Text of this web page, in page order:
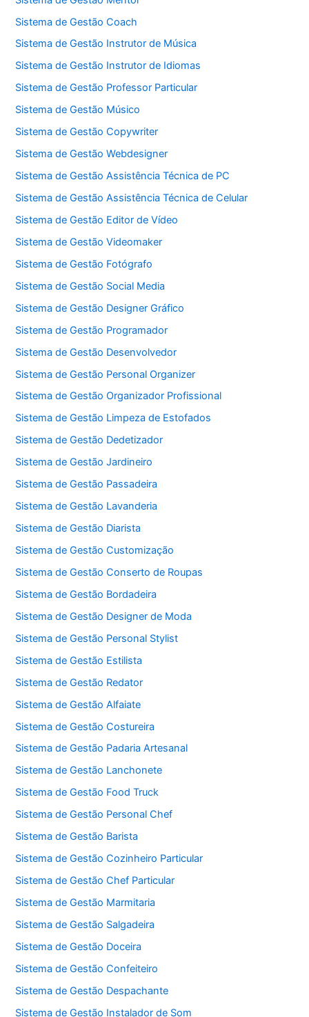
Sistema de Gestão Coach
Sistema de Gestão Instrutor de Música
Sistema de Gestão Instrutor de Idiomas
Sistema de Gestão Professor Particular
Sistema de Gestão Músico
Sistema de Gestão Copywriter
Sistema de Gestão Webdesigner
Sistema de Gestão Assistência Técnica de PC
Sistema de Gestão Assistência Técnica de Celular
Sistema de Gestão Editor de Vídeo
Sistema de Gestão Videomaker
Sistema de Gestão Fotógrafo
Sistema de Gestão Social Media
Sistema de Gestão Designer Gráfico
Sistema de Gestão Programador
Sistema de Gestão Desenvolvedor
Sistema de Gestão Personal Organizer
Sistema de Gestão Organizador Profissional
Sistema de Gestão Limpeza de Estofados
Sistema de Gestão Dedetizador
Sistema de Gestão Jardineiro
Sistema de Gestão Passadeira
Sistema de Gestão Lavanderia
Sistema de Gestão Diarista
Sistema de Gestão Customização
Sistema de Gestão Conserto de Roupas
Sistema de Gestão Bordadeira
Sistema de Gestão Designer de Moda
Sistema de Gestão Personal Stylist
Sistema de Gestão Estilista
Sistema de Gestão Redator
Sistema de Gestão Alfaiate
Sistema de Gestão Costureira
Sistema de Gestão Padaria Artesanal
Sistema de Gestão Lanchonete
Sistema de Gestão Food Truck
Sistema de Gestão Personal Chef
Sistema de Gestão Barista
Sistema de Gestão Cozinheiro Particular
Sistema de Gestão Chef Particular
Sistema de Gestão Marmitaria
Sistema de Gestão Salgadeira
Sistema de Gestão Doceira
Sistema de Gestão Confeiteiro
Sistema de Gestão Despachante
Sistema de Gestão Instalador de Som